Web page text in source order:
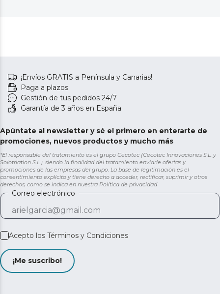
¡Envíos GRATIS a Península y Canarias!
Paga a plazos
Gestión de tus pedidos 24/7
Garantía de 3 años en España
Apúntate al newsletter y sé el primero en enterarte de
promociones, nuevos productos y mucho más
*El responsable del tratamiento es el grupo Cecotec (Cecotec Innovaciones S.L. y
Solotriatlon S.L.), siendo la finalidad del tratamiento enviarle ofertas y
promociones de las empresas del grupo. La base de legitimación es el
consentimiento explícito y tiene derecho a acceder, rectificar, suprimir y otros
derechos, como se indica en nuestra Política de privacidad
Correo electrónico
Acepto los Términos y Condiciones
¡Me suscribo!